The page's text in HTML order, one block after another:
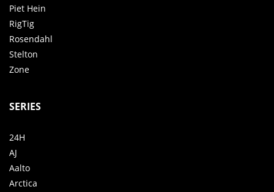
Piet Hein
RigTig
Rosendahl
Stelton
Zone
SERIES
24H
AJ
Aalto
Arctica